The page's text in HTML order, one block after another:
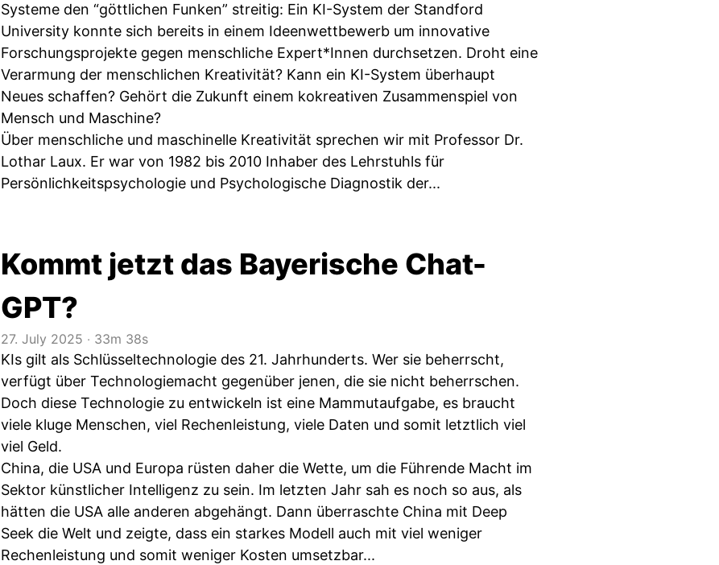
Systeme den “göttlichen Funken” streitig: Ein KI-System der Standford
University konnte sich bereits in einem Ideenwettbewerb um innovative
Forschungsprojekte gegen menschliche Expert*Innen durchsetzen. Droht eine
Verarmung der menschlichen Kreativität? Kann ein KI-System überhaupt
Neues schaffen? Gehört die Zukunft einem kokreativen Zusammenspiel von
Mensch und Maschine?
Über menschliche und maschinelle Kreativität sprechen wir mit Professor Dr.
Lothar Laux. Er war von 1982 bis 2010 Inhaber des Lehrstuhls für
Persönlichkeitspsychologie und Psychologische Diagnostik der...
Kommt jetzt das Bayerische Chat-
GPT?
27. July 2025 ‧ 33m 38s
KIs gilt als Schlüsseltechnologie des 21. Jahrhunderts. Wer sie beherrscht,
verfügt über Technologiemacht gegenüber jenen, die sie nicht beherrschen.
Doch diese Technologie zu entwickeln ist eine Mammutaufgabe, es braucht
viele kluge Menschen, viel Rechenleistung, viele Daten und somit letztlich viel
viel Geld.
China, die USA und Europa rüsten daher die Wette, um die Führende Macht im
Sektor künstlicher Intelligenz zu sein. Im letzten Jahr sah es noch so aus, als
hätten die USA alle anderen abgehängt. Dann überraschte China mit Deep
Seek die Welt und zeigte, dass ein starkes Modell auch mit viel weniger
Rechenleistung und somit weniger Kosten umsetzbar...